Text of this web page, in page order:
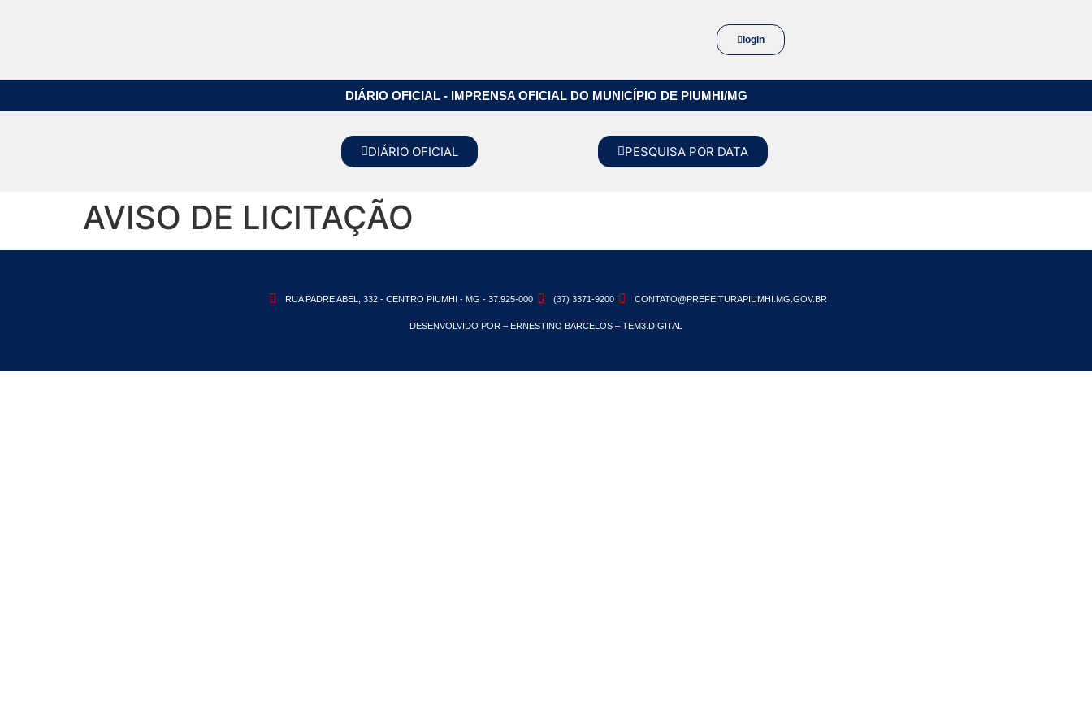
login
DIÁRIO OFICIAL - IMPRENSA OFICIAL DO MUNICÍPIO DE PIUMHI/MG
DIÁRIO OFICIAL PESQUISA POR DATA
AVISO DE LICITAÇÃO
RUA PADRE ABEL, 332 - CENTRO PIUMHI - MG - 37.925-000 (37) 3371-9200 CONTATO@PREFEITURAPIUMHI.MG.GOV.BR
DESENVOLVIDO POR – ERNESTINO BARCELOS – TEM3.DIGITAL